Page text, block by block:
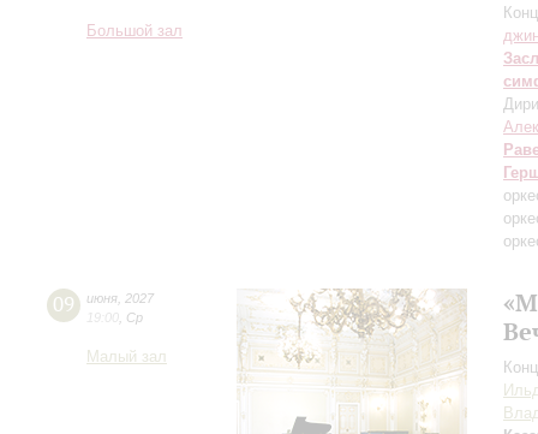
Большой зал
09 июня 2027
19:00 Ср
Малый зал